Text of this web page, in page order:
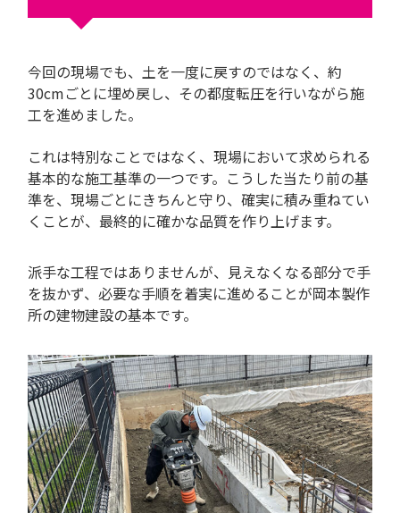
今回の現場でも、土を一度に戻すのではなく、約
30cmごとに埋め戻し、その都度転圧を行いながら施
工を進めました。
これは特別なことではなく、現場において求められる
基本的な施工基準の一つです。こうした当たり前の基
準を、現場ごとにきちんと守り、確実に積み重ねてい
くことが、最終的に確かな品質を作り上げます。
派手な工程ではありませんが、見えなくなる部分で手
を抜かず、必要な手順を着実に進めることが岡本製作
所の建物建設の基本です。